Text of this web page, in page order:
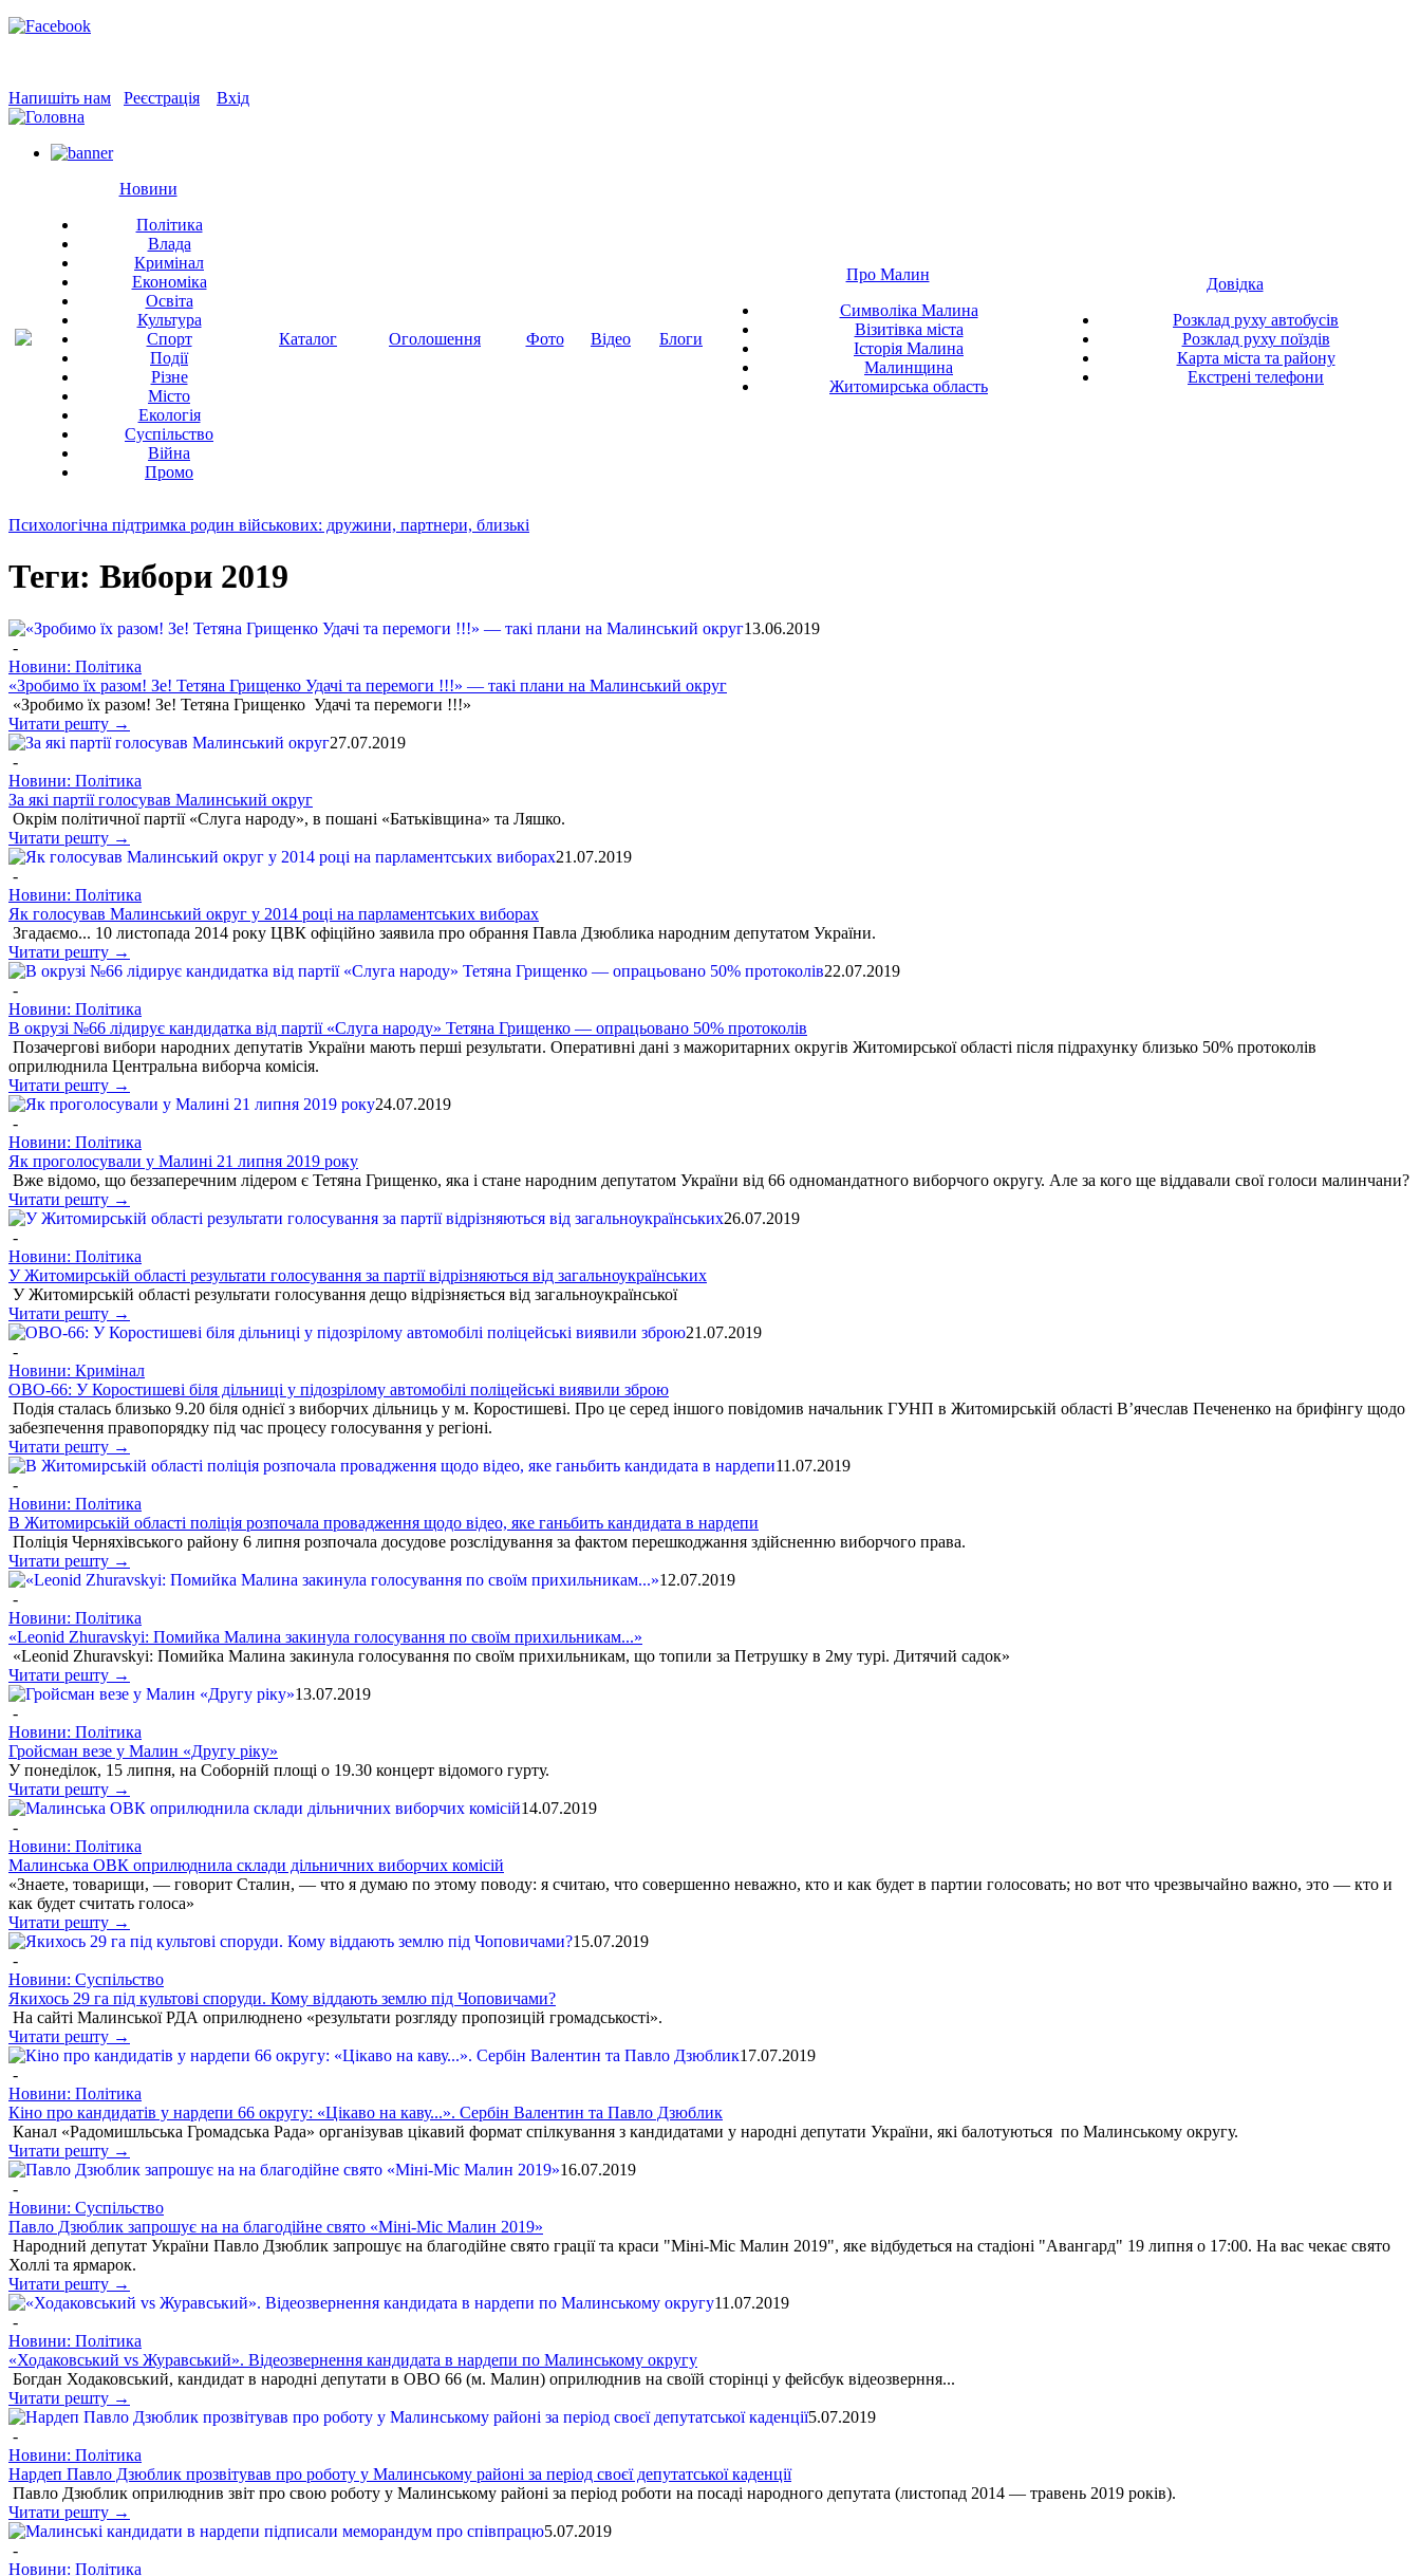
Напишіть нам Реєстрація Вхід
Новини
Політика
Влада
Кримінал
Економіка
Освіта
Культура
Спорт
Події
Різне
Місто
Екологія
Суспільство
Війна
Промо
Каталог Оголошення Фото Відео Блоги
Про Малин
Символіка Малина
Візитівка міста
Історія Малина
Малинщина
Житомирська область
Довідка
Розклад руху автобусів
Розклад руху поїздів
Карта міста та району
Екстрені телефони
Психологічна підтримка родин військових: дружини, партнери, близькі
Теги: Вибори 2019
13.06.2019
-
Новини: Політика
«Зробимо їх разом! Зе! Тетяна Грищенко Удачі та перемоги !!!» — такі плани на Малинський округ
«Зробимо їх разом! Зе! Тетяна Грищенко Удачі та перемоги !!!»
Читати решту →
27.07.2019
-
Новини: Політика
За які партії голосував Малинський округ
Окрім політичної партії «Слуга народу», в пошані «Батьківщина» та Ляшко.
Читати решту →
21.07.2019
-
Новини: Політика
Як голосував Малинський округ у 2014 році на парламентських виборах
Згадаємо... 10 листопада 2014 року ЦВК офіційно заявила про обрання Павла Дзюблика народним депутатом України.
Читати решту →
22.07.2019
-
Новини: Політика
В окрузі №66 лідирує кандидатка від партії «Слуга народу» Тетяна Грищенко — опрацьовано 50% протоколів
Позачергові вибори народних депутатів України мають перші результати. Оперативні дані з мажоритарних округів Житомирської області після підрахунку близько 50% протоколів
оприлюднила Центральна виборча комісія.
Читати решту →
24.07.2019
-
Новини: Політика
Як проголосували у Малині 21 липня 2019 року
Вже відомо, що беззаперечним лідером є Тетяна Грищенко, яка і стане народним депутатом України від 66 одномандатного виборчого округу. Але за кого ще віддавали свої голоси малинчани?
Читати решту →
26.07.2019
-
Новини: Політика
У Житомирській області результати голосування за партії відрізняються від загальноукраїнських
У Житомирській області результати голосування дещо відрізняється від загальноукраїнської
Читати решту →
21.07.2019
-
Новини: Кримінал
ОВО-66: У Коростишеві біля дільниці у підозрілому автомобілі поліцейські виявили зброю
Подія сталась близько 9.20 біля однієї з виборчих дільниць у м. Коростишеві. Про це серед іншого повідомив начальник ГУНП в Житомирській області В’ячеслав Печененко на брифінгу щодо
забезпечення правопорядку під час процесу голосування у регіоні.
Читати решту →
11.07.2019
-
Новини: Політика
В Житомирській області поліція розпочала провадження щодо відео, яке ганьбить кандидата в нардепи
Поліція Черняхівського району 6 липня розпочала досудове розслідування за фактом перешкоджання здійсненню виборчого права.
Читати решту →
12.07.2019
-
Новини: Політика
«Leonid Zhuravskyi: Помийка Малина закинула голосування по своїм прихильникам...»
«Leonid Zhuravskyi: Помийка Малина закинула голосування по своїм прихильникам, що топили за Петрушку в 2му турi. Дитячий садок»
Читати решту →
13.07.2019
-
Новини: Політика
Гройсман везе у Малин «Другу ріку»
У понеділок, 15 липня, на Соборній площі о 19.30 концерт відомого гурту.
Читати решту →
14.07.2019
-
Новини: Політика
Малинська ОВК оприлюднила склади дільничних виборчих комісій
«Знаете, товарищи, — говорит Сталин, — что я думаю по этому поводу: я считаю, что совершенно неважно, кто и как будет в партии голосовать; но вот что чрезвычайно важно, это — кто и
как будет считать голоса»
Читати решту →
15.07.2019
-
Новини: Суспільство
Якихось 29 га під культові споруди. Кому віддають землю під Чоповичами?
На сайті Малинської РДА оприлюднено «результати розгляду пропозицій громадськості».
Читати решту →
17.07.2019
-
Новини: Політика
Кіно про кандидатів у нардепи 66 округу: «Цікаво на каву...». Сербін Валентин та Павло Дзюблик
Канал «Радомишльська Громадська Рада» організував цікавий формат спілкування з кандидатами у народні депутати України, які балотуються по Малинському округу.
Читати решту →
16.07.2019
-
Новини: Суспільство
Павло Дзюблик запрошує на на благодійне свято «Міні-Міс Малин 2019»
Народний депутат України Павло Дзюблик запрошує на благодійне свято грації та краси "Міні-Міс Малин 2019", яке відбудеться на стадіоні "Авангард" 19 липня о 17:00. На вас чекає свято
Холлі та ярмарок.
Читати решту →
11.07.2019
-
Новини: Політика
«Ходаковський vs Журавський». Відеозвернення кандидата в нардепи по Малинському округу
Богдан Ходаковський, кандидат в народні депутати в ОВО 66 (м. Малин) оприлюднив на своїй сторінці у фейсбук відеозверння...
Читати решту →
5.07.2019
-
Новини: Політика
Нардеп Павло Дзюблик прозвітував про роботу у Малинському районі за період своєї депутатської каденції
Павло Дзюблик оприлюднив звіт про свою роботу у Малинському районі за період роботи на посаді народного депутата (листопад 2014 — травень 2019 років).
Читати решту →
5.07.2019
-
Новини: Політика